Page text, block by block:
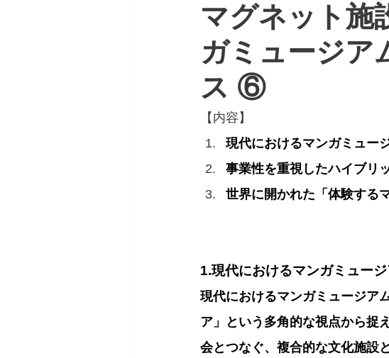
マグネット施
ガミュージア
ス ⑥
【内容】
現代におけるマンガミュー
事業性を重視したハイブリ
世界に開かれた「体験する
1.現代におけるマンガミュー
現代におけるマンガミュージア
ア」という多角的な視点から捉
会とつなぐ、複合的な文化施設